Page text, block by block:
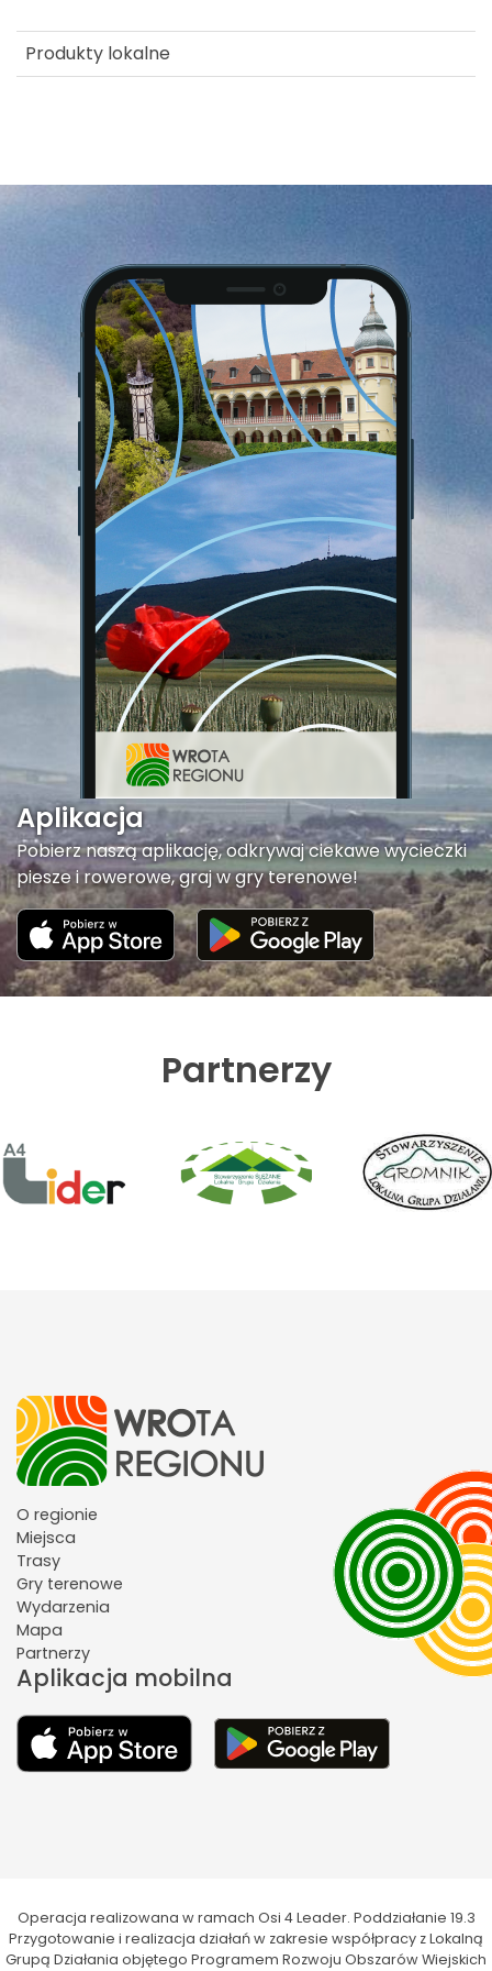
Produkty lokalne
Aplikacja
Pobierz naszą aplikację, odkrywaj ciekawe wycieczki
piesze i rowerowe, graj w gry terenowe!
Partnerzy
O regionie
Miejsca
Trasy
Gry terenowe
Wydarzenia
Mapa
Partnerzy
Aplikacja mobilna
Operacja realizowana w ramach Osi 4 Leader. Poddziałanie 19.3
Przygotowanie i realizacja działań w zakresie współpracy z Lokalną
Grupą Działania objętego Programem Rozwoju Obszarów Wiejskich